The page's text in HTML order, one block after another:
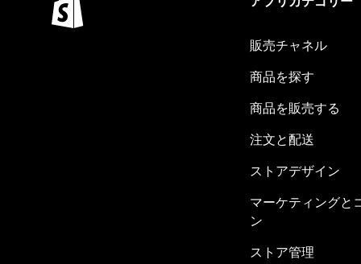
販売チャネル
商品を探す
商品を販売する
注文と配送
ストアデザイン
マーケティングと
ン
ストア管理